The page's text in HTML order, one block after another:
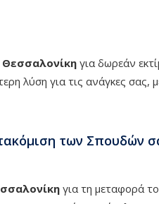
για δωρεάν
λύση για τις ανάγκες σας,
των Σπουδών
για τη μεταφορά